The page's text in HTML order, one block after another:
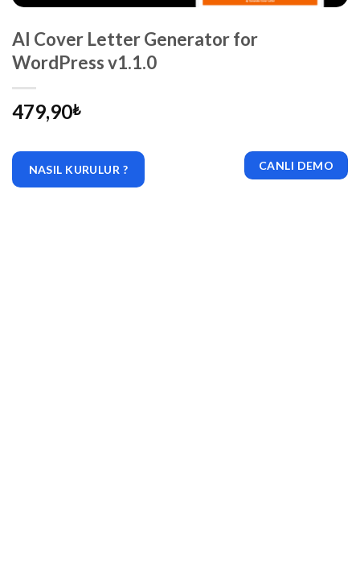
AI Cover Letter Generator for
WordPress v1.1.0
479,90₺
NASIL KURULUR ? CANLI DEMO